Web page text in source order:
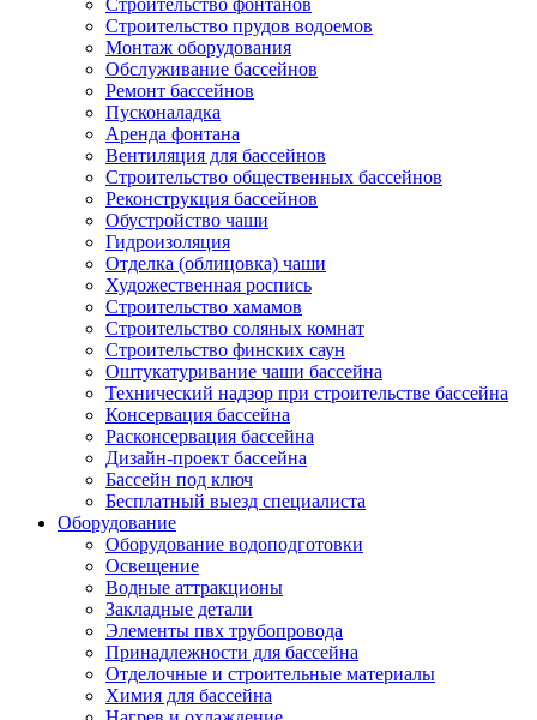
Строительство фонтанов
Строительство прудов водоемов
Монтаж оборудования
Обслуживание бассейнов
Ремонт бассейнов
Пусконаладка
Аренда фонтана
Вентиляция для бассейнов
Строительство общественных бассейнов
Реконструкция бассейнов
Обустройство чаши
Гидроизоляция
Отделка (облицовка) чаши
Художественная роспись
Строительство хамамов
Строительство соляных комнат
Строительство финских саун
Оштукатуривание чаши бассейна
Технический надзор при строительстве бассейна
Консервация бассейна
Расконсервация бассейна
Дизайн-проект бассейна
Бассейн под ключ
Бесплатный выезд специалиста
Оборудование
Оборудование водоподготовки
Освещение
Водные аттракционы
Закладные детали
Элементы пвх трубопровода
Принадлежности для бассейна
Отделочные и строительные материалы
Химия для бассейна